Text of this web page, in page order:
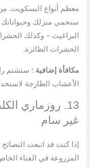
معظم أنواع البسكويت.
ستحمي منزلك
البراغيث – وكذلك
الحشرات الطائرة.
مكافأة إضافية : ستشتم
الأعشاب الطازجة
13. روزماري
غير سام
إذا كنت قد اتبعت
المزروعة في الفناء